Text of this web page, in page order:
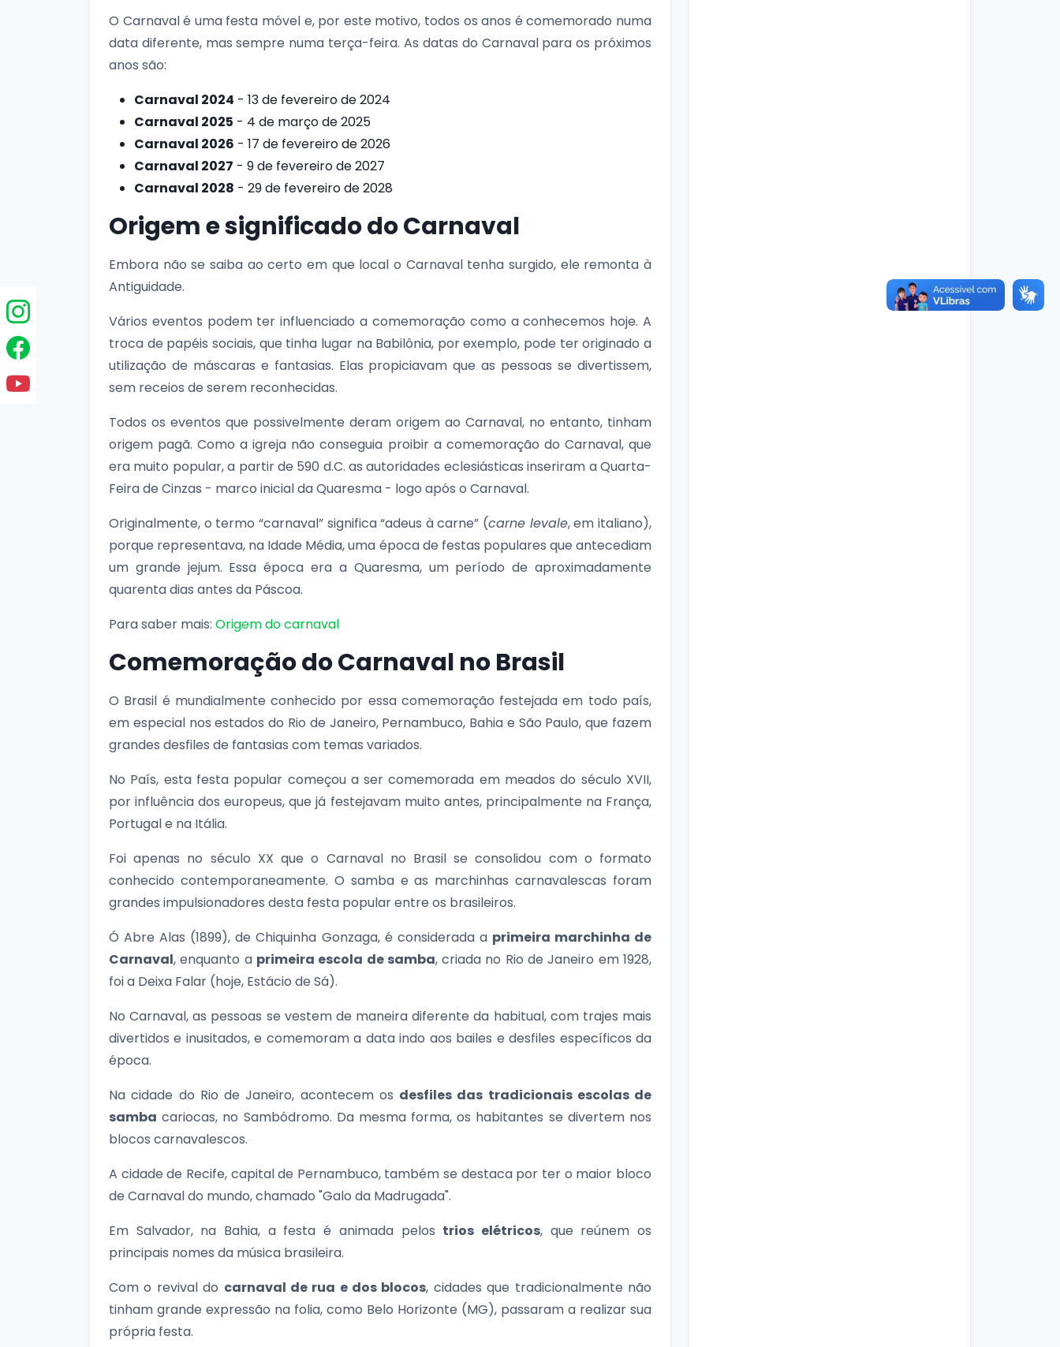
O Carnaval é uma festa móvel e, por este motivo, todos os anos é comemorado numa
data diferente, mas sempre numa terça-feira. As datas do Carnaval para os próximos
anos são:
Carnaval 2024 - 13 de fevereiro de 2024
Carnaval 2025 - 4 de março de 2025
Carnaval 2026 - 17 de fevereiro de 2026
Carnaval 2027 - 9 de fevereiro de 2027
Carnaval 2028 - 29 de fevereiro de 2028
Origem e significado do Carnaval
Embora não se saiba ao certo em que local o Carnaval tenha surgido, ele remonta à
Antiguidade.
Vários eventos podem ter influenciado a comemoração como a conhecemos hoje. A
troca de papéis sociais, que tinha lugar na Babilônia, por exemplo, pode ter originado a
utilização de máscaras e fantasias. Elas propiciavam que as pessoas se divertissem,
sem receios de serem reconhecidas.
Todos os eventos que possivelmente deram origem ao Carnaval, no entanto, tinham
origem pagã. Como a igreja não conseguia proibir a comemoração do Carnaval, que
era muito popular, a partir de 590 d.C. as autoridades eclesiásticas inseriram a Quarta-
Feira de Cinzas - marco inicial da Quaresma - logo após o Carnaval.
Originalmente, o termo “carnaval” significa “adeus à carne” (carne levale, em italiano),
porque representava, na Idade Média, uma época de festas populares que antecediam
um grande jejum. Essa época era a Quaresma, um período de aproximadamente
quarenta dias antes da Páscoa.
Para saber mais: Origem do carnaval
Comemoração do Carnaval no Brasil
O Brasil é mundialmente conhecido por essa comemoração festejada em todo país,
em especial nos estados do Rio de Janeiro, Pernambuco, Bahia e São Paulo, que fazem
grandes desfiles de fantasias com temas variados.
No País, esta festa popular começou a ser comemorada em meados do século XVII,
por influência dos europeus, que já festejavam muito antes, principalmente na França,
Portugal e na Itália.
Foi apenas no século XX que o Carnaval no Brasil se consolidou com o formato
conhecido contemporaneamente. O samba e as marchinhas carnavalescas foram
grandes impulsionadores desta festa popular entre os brasileiros.
Ó Abre Alas (1899), de Chiquinha Gonzaga, é considerada a primeira marchinha de
Carnaval, enquanto a primeira escola de samba, criada no Rio de Janeiro em 1928,
foi a Deixa Falar (hoje, Estácio de Sá).
No Carnaval, as pessoas se vestem de maneira diferente da habitual, com trajes mais
divertidos e inusitados, e comemoram a data indo aos bailes e desfiles específicos da
época.
Na cidade do Rio de Janeiro, acontecem os desfiles das tradicionais escolas de
samba cariocas, no Sambódromo. Da mesma forma, os habitantes se divertem nos
blocos carnavalescos.
A cidade de Recife, capital de Pernambuco, também se destaca por ter o maior bloco
de Carnaval do mundo, chamado "Galo da Madrugada".
Em Salvador, na Bahia, a festa é animada pelos trios elétricos, que reúnem os
principais nomes da música brasileira.
Com o revival do carnaval de rua e dos blocos, cidades que tradicionalmente não
tinham grande expressão na folia, como Belo Horizonte (MG), passaram a realizar sua
própria festa.